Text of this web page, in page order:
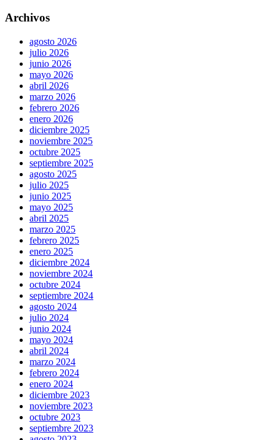
Archivos
agosto 2026
julio 2026
junio 2026
mayo 2026
abril 2026
marzo 2026
febrero 2026
enero 2026
diciembre 2025
noviembre 2025
octubre 2025
septiembre 2025
agosto 2025
julio 2025
junio 2025
mayo 2025
abril 2025
marzo 2025
febrero 2025
enero 2025
diciembre 2024
noviembre 2024
octubre 2024
septiembre 2024
agosto 2024
julio 2024
junio 2024
mayo 2024
abril 2024
marzo 2024
febrero 2024
enero 2024
diciembre 2023
noviembre 2023
octubre 2023
septiembre 2023